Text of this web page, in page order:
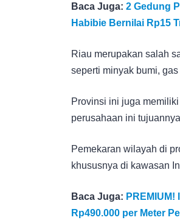
Baca Juga: 2 Gedung
Habibie Bernilai Rp15
Riau merupakan salah
seperti minyak bumi,
Provinsi ini juga
perusahaan ini
Pemekaran wilayah di
khususnya di kawasan
Baca Juga:
Rp490.000 per Meter